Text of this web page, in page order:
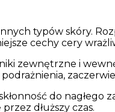
typów skóry.
cechy cery
zewnętrzne i
do nagłego
dłuższy czas.